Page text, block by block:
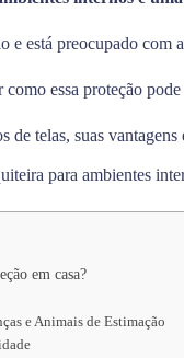
e está preocupado
essa proteção
de telas, suas
em casa?
e Animais de Estimação